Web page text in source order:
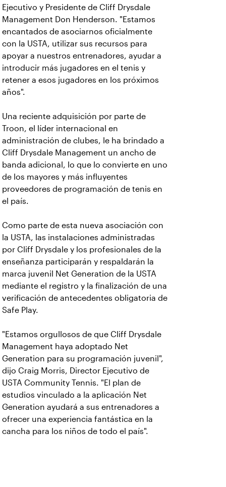
Ejecutivo y Presidente de Cliff Drysdale
Management Don Henderson. "Estamos
encantados de asociarnos oficialmente
con la USTA, utilizar sus recursos para
apoyar a nuestros entrenadores, ayudar a
introducir más jugadores en el tenis y
retener a esos jugadores en los próximos
años".
Una reciente adquisición por parte de
Troon, el líder internacional en
administración de clubes, le ha brindado a
Cliff Drysdale Management un ancho de
banda adicional, lo que lo convierte en uno
de los mayores y más influyentes
proveedores de programación de tenis en
el país.
Como parte de esta nueva asociación con
la USTA, las instalaciones administradas
por Cliff Drysdale y los profesionales de la
enseñanza participarán y respaldarán la
marca juvenil Net Generation de la USTA
mediante el registro y la finalización de una
verificación de antecedentes obligatoria de
Safe Play.
"Estamos orgullosos de que Cliff Drysdale
Management haya adoptado Net
Generation para su programación juvenil",
dijo Craig Morris, Director Ejecutivo de
USTA Community Tennis. "El plan de
estudios vinculado a la aplicación Net
Generation ayudará a sus entrenadores a
ofrecer una experiencia fantástica en la
cancha para los niños de todo el país".